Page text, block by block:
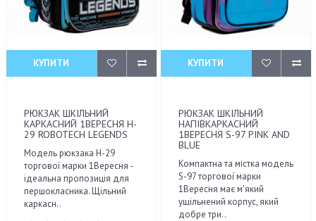
КУПИТИ
РЮКЗАК ШКІЛЬНИЙ
КАРКАСНИЙ 1ВЕРЕСНЯ H-
29 ROBOTECH LEGENDS
Модель рюкзака H-29
торгової марки 1Вересня -
ідеальна пропозиція для
першокласника. Щільний
каркасн..
КУПИТИ
РЮКЗАК ШКІЛЬНИЙ
НАПІВКАРКАСНИЙ
1ВЕРЕСНЯ S-97 PINK AND
BLUE
Компактна та містка модель
S-97 торгової марки
1Вересня має м'який
ущільнений корпус, який
добре три..